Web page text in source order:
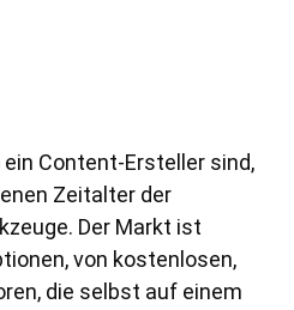
Content-Ersteller sind,
Zeitalter der
Der Markt ist
von kostenlosen,
die selbst auf einem